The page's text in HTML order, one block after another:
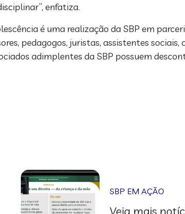
enfatiza.
é uma realização da SBP em
pedagogos, juristas, assistentes sociais,
adimplentes da SBP possuem
SBP EM AÇÃO
Veja mais